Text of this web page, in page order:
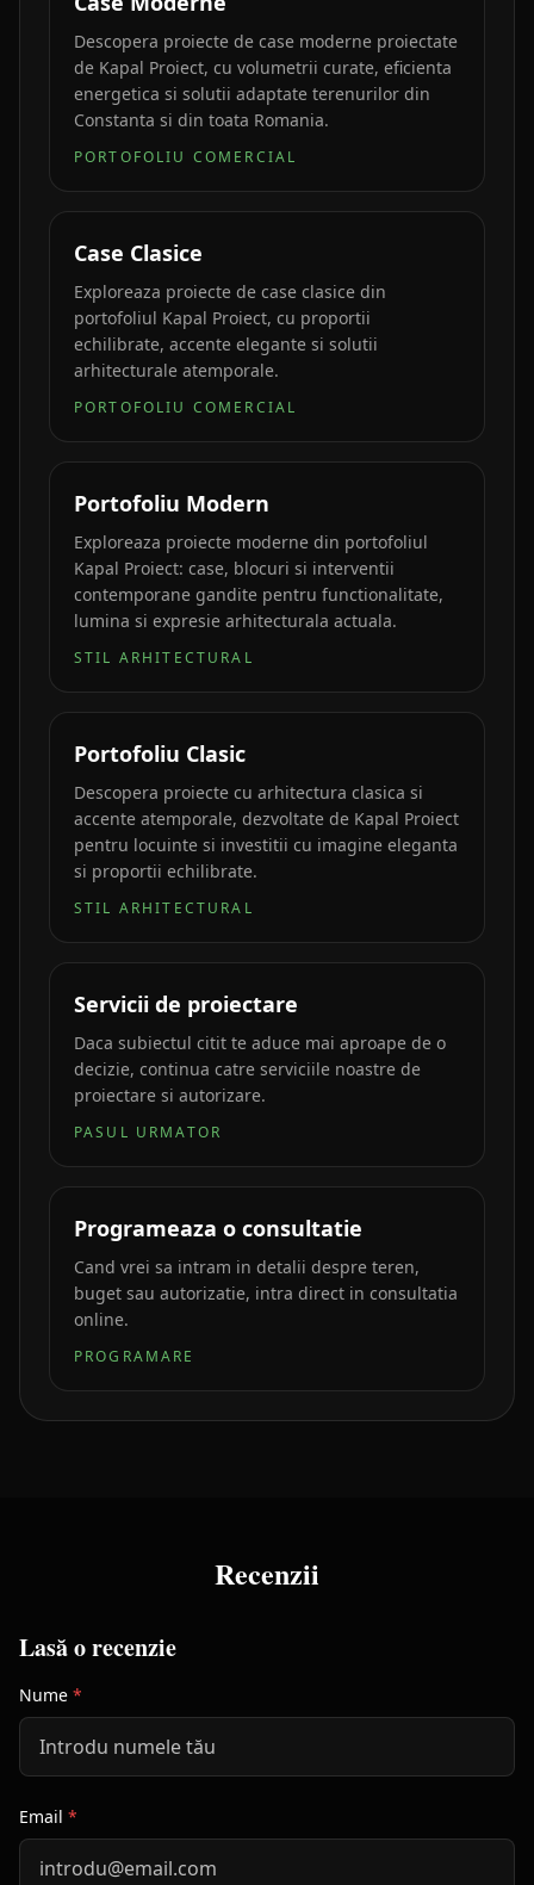
Descopera proiecte de case moderne proiectate
de Kapal Proiect, cu volumetrii curate, eficienta
energetica si solutii adaptate terenurilor din
Constanta si din toata Romania.
PORTOFOLIU COMERCIAL
Case Clasice
Exploreaza proiecte de case clasice din
portofoliul Kapal Proiect, cu proportii
echilibrate, accente elegante si solutii
arhitecturale atemporale.
PORTOFOLIU COMERCIAL
Portofoliu Modern
Exploreaza proiecte moderne din portofoliul
Kapal Proiect: case, blocuri si interventii
contemporane gandite pentru functionalitate,
lumina si expresie arhitecturala actuala.
STIL ARHITECTURAL
Portofoliu Clasic
Descopera proiecte cu arhitectura clasica si
accente atemporale, dezvoltate de Kapal Proiect
pentru locuinte si investitii cu imagine eleganta
si proportii echilibrate.
STIL ARHITECTURAL
Servicii de proiectare
Daca subiectul citit te aduce mai aproape de o
decizie, continua catre serviciile noastre de
proiectare si autorizare.
PASUL URMATOR
Programeaza o consultatie
Cand vrei sa intram in detalii despre teren,
buget sau autorizatie, intra direct in consultatia
online.
PROGRAMARE
Recenzii
Lasă o recenzie
Nume *
Email *